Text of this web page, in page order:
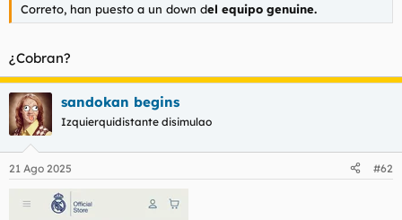
Correto, han puesto a un down del equipo genuine.
¿Cobran?
sandokan begins
Izquierquidistante disimulao
21 Ago 2025 #62